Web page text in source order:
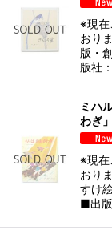
並び順:
※現在
おり
版・
版社
ミハ
わぎ
※現在
おり
すけ
■出